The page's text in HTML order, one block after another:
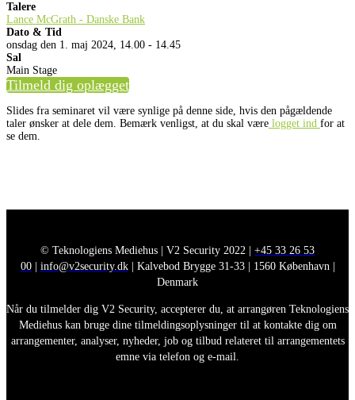
Talere
Lance McGrath - Danske Bank
Dato & Tid
onsdag den 1. maj 2024, 14.00 - 14.45
Sal
Main Stage
Tilmeld dig oplægget
Slides fra seminaret vil være synlige på denne side, hvis den pågældende
taler ønsker at dele dem. Bemærk venligst, at du skal være logget ind for at
se dem.
© Teknologiens Mediehus | V2 Security 2022 | +45 33 26 53
00| info@v2security.dk| Kalvebod Brygge 31-33 | 1560 København |
Denmark
Når du tilmelder dig V2 Security, accepterer du, at arrangøren Teknologiens
Mediehus kan bruge dine tilmeldingsoplysninger til at kontakte dig om
arrangementer, analyser, nyheder, job og tilbud relateret til arrangementets
emne via telefon og e-mail.